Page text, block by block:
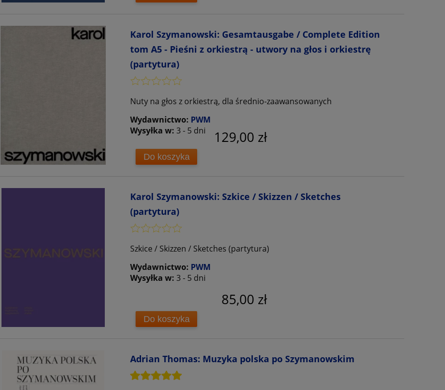
Karol Szymanowski: Gesamtausgabe / Complete Edition
tom A5 - Pieśni z orkiestrą - utwory na głos i orkiestrę
(partytura)
Nuty na głos z orkiestrą, dla średnio-zaawansowanych
Wydawnictwo: PWM
Wysyłka w: 3 - 5 dni 129,00 zł
Do koszyka
Karol Szymanowski: Szkice / Skizzen / Sketches
(partytura)
Szkice / Skizzen / Sketches (partytura)
Wydawnictwo: PWM
Wysyłka w: 3 - 5 dni
85,00 zł
Do koszyka
Adrian Thomas: Muzyka polska po Szymanowskim